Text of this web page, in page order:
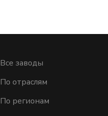
Все заводы
По отраслям
По регионам